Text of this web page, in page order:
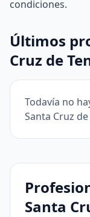
condiciones.
Últimos
Cruz de
Todavía no
Santa Cruz
Santa